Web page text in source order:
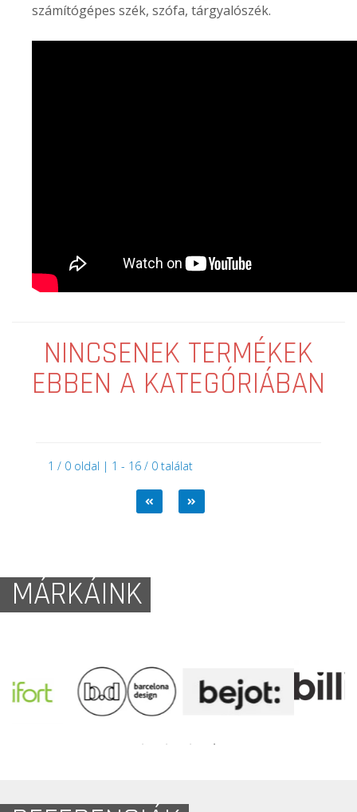
számítógépes szék, szófa, tárgyalószék.
NINCSENEK TERMÉKEK
EBBEN A KATEGÓRIÁBAN
1 / 0 oldal | 1 - 16 / 0 találat
MÁRKÁINK